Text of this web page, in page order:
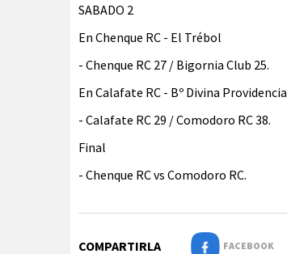
SABADO 2
En Chenque RC - El Trébol
- Chenque RC 27 / Bigornia Club 25.
En Calafate RC - Bº Divina Providencia
- Calafate RC 29 / Comodoro RC 38.
Final
- Chenque RC vs Comodoro RC.
COMPARTIRLA FACEBOOK